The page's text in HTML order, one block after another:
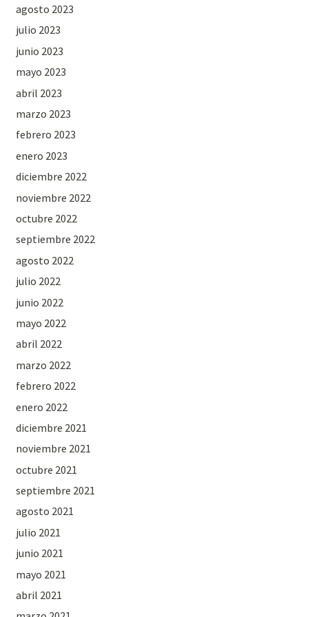
agosto 2023
julio 2023
junio 2023
mayo 2023
abril 2023
marzo 2023
febrero 2023
enero 2023
diciembre 2022
noviembre 2022
octubre 2022
septiembre 2022
agosto 2022
julio 2022
junio 2022
mayo 2022
abril 2022
marzo 2022
febrero 2022
enero 2022
diciembre 2021
noviembre 2021
octubre 2021
septiembre 2021
agosto 2021
julio 2021
junio 2021
mayo 2021
abril 2021